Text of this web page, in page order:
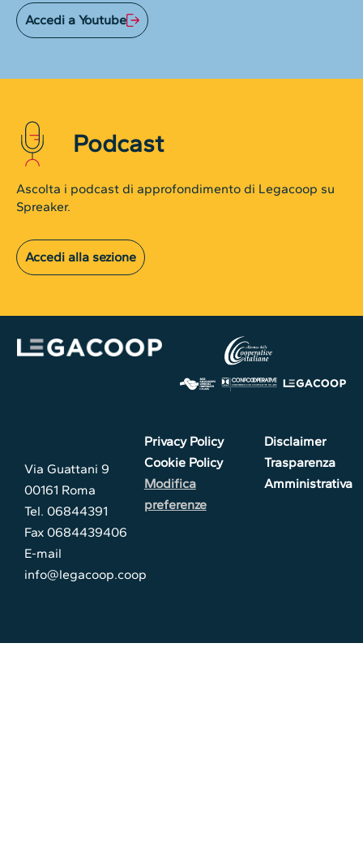
Accedi a Youtube
Podcast
Ascolta i podcast di approfondimento di Legacoop su
Spreaker.
Accedi alla sezione
Via Guattani 9
00161 Roma
Tel. 06844391
Fax 0684439406
E-mail
info@legacoop.coop
Privacy Policy
Cookie Policy
Modifica
preferenze
Disclaimer
Trasparenza
Amministrativa